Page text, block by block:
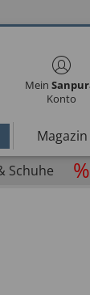
Mein
Konto
Magazin
Schuhe %